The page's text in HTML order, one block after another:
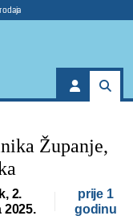
Županje,
2.
2025.
prije 1
godinu